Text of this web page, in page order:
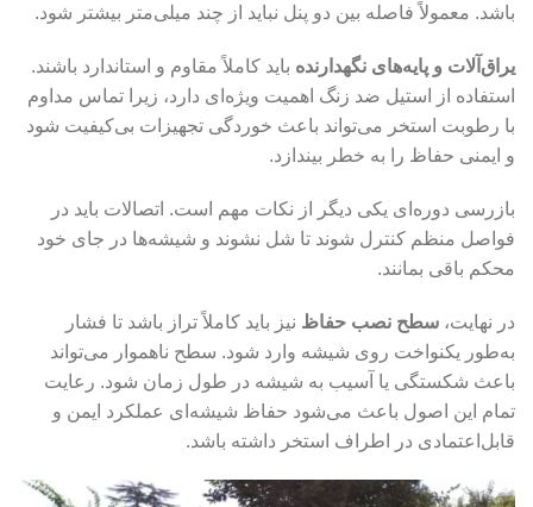
باشد. معمولاً فاصله بین دو پنل نباید از چند میلی‌متر بیشتر شود.
یراق‌آلات و پایه‌های نگهدارنده باید کاملاً مقاوم و استاندارد باشند.
استفاده از استیل ضد زنگ اهمیت ویژه‌ای دارد، زیرا تماس مداوم
با رطوبت استخر می‌تواند باعث خوردگی تجهیزات بی‌کیفیت شود
و ایمنی حفاظ را به خطر بیندازد.
بازرسی دوره‌ای یکی دیگر از نکات مهم است. اتصالات باید در
فواصل منظم کنترل شوند تا شل نشوند و شیشه‌ها در جای خود
محکم باقی بمانند.
در نهایت، سطح نصب حفاظ نیز باید کاملاً تراز باشد تا فشار
به‌طور یکنواخت روی شیشه وارد شود. سطح ناهموار می‌تواند
باعث شکستگی یا آسیب به شیشه در طول زمان شود. رعایت
تمام این اصول باعث می‌شود حفاظ شیشه‌ای عملکرد ایمن و
قابل‌اعتمادی در اطراف استخر داشته باشد.